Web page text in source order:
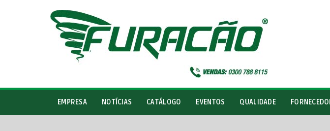
EMPRESA NOTÍCIAS CATÁLOGO EVENTOS QUALIDADE